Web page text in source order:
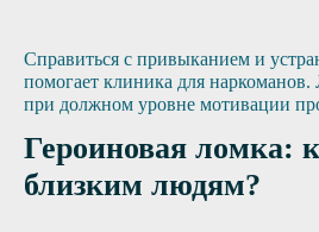
Справиться с привыканием и
помогает клиника для
при должном уровне мотивации
Героиновая ломка:
близким людям?